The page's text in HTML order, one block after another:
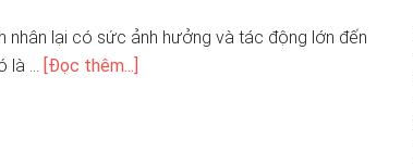
nhân lại có sức ảnh hưởng và tác động lớn đến
là … [Đọc thêm...]